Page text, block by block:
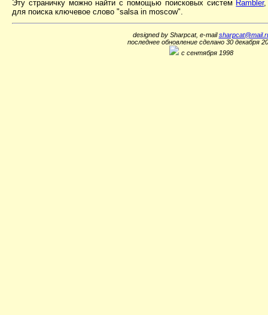
Эту страничку можно найти с помощью поисковых систем Rambler
для поиска ключевое слово "salsa in moscow".
designed by Sharpcat, e-mail
последнее обновление сделано 30 декабря
с сентября 1998